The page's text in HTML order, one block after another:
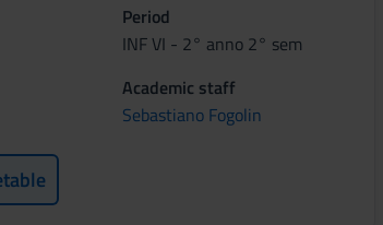
Period
INF VI - 2° anno 2° sem
Academic staff
Sebastiano Fogolin